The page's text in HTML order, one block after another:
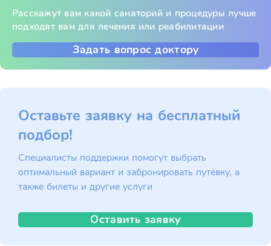
Расскажут вам какой санаторий и процедуры лучше
подходят вам для лечения или реабилитации
Задать вопрос доктору
Оставьте заявку на бесплатный
подбор!
Специалисты поддержки помогут выбрать
оптимальный вариант и забронировать путёвку, а
также билеты и другие услуги
Оставить заявку